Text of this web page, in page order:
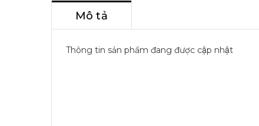
Mô tả
Thông tin sản phẩm đang được cập nhật